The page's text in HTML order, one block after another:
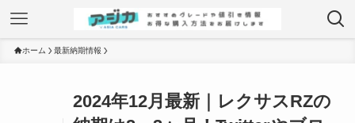
ホーム 最新納期情報
2024年12月最新｜レクサスRZの